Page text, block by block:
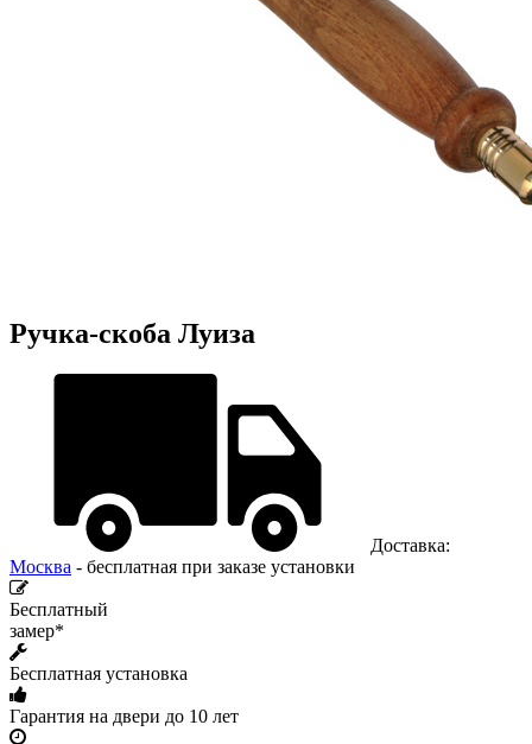
Ручка-скоба Луиза
Доставка:
Москва - бесплатная при заказе установки
Бесплатный
замер*
Бесплатная установка
Гарантия на двери до 10 лет